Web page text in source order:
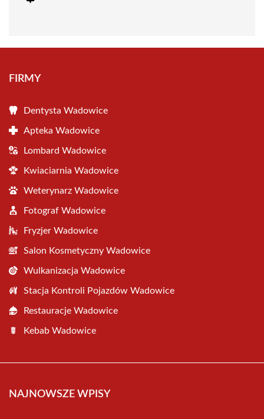
FIRMY
Dentysta Wadowice
Apteka Wadowice
Lombard Wadowice
Kwiaciarnia Wadowice
Weterynarz Wadowice
Fotograf Wadowice
Fryzjer Wadowice
Salon Kosmetyczny Wadowice
Wulkanizacja Wadowice
Stacja Kontroli Pojazdów Wadowice
Restauracje Wadowice
Kebab Wadowice
NAJNOWSZE WPISY